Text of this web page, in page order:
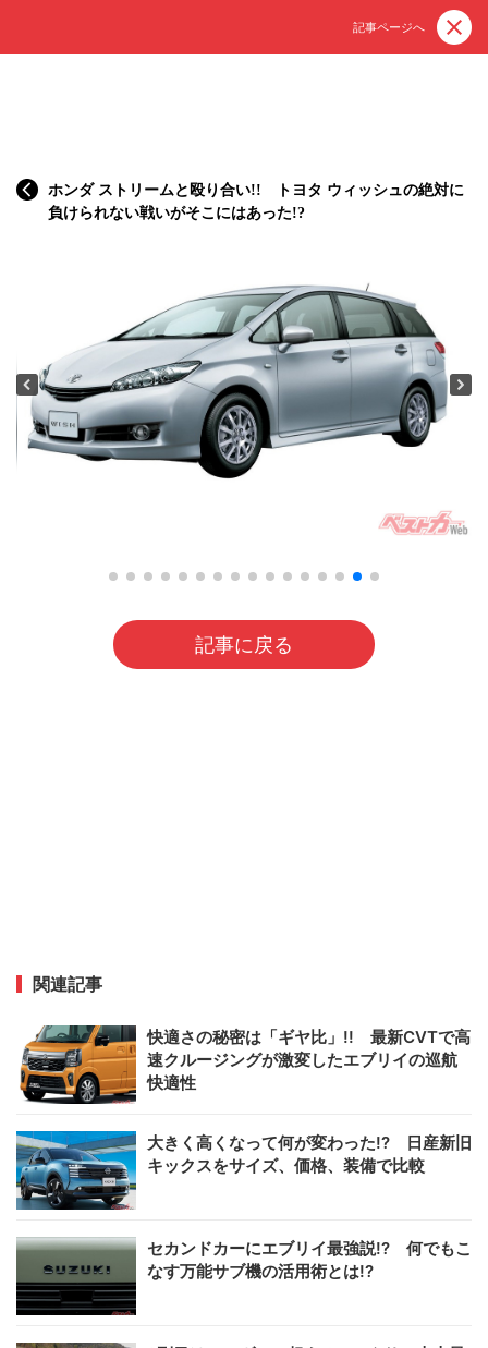
記事ページへ
ホンダ ストリームと殴り合い!! トヨタ ウィッシュの絶対に
負けられない戦いがそこにはあった!?
記事に戻る
関連記事
快適さの秘密は「ギヤ比」!! 最新CVTで高
速クルージングが激変したエブリイの巡航
快適性
大きく高くなって何が変わった!? 日産新旧
キックスをサイズ、価格、装備で比較
セカンドカーにエブリイ最強説!? 何でもこ
なす万能サブ機の活用術とは!?